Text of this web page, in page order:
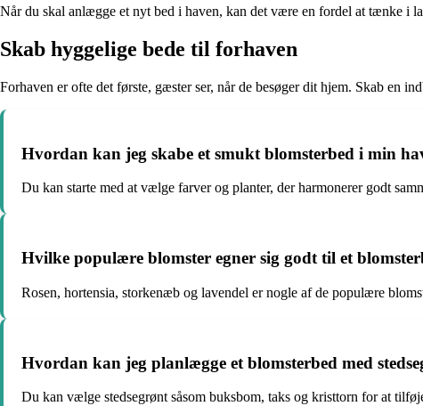
Når du skal anlægge et nyt bed i haven, kan det være en fordel at tænke i
Skab hyggelige bede til forhaven
Forhaven er ofte det første, gæster ser, når de besøger dit hjem. Skab en
Hvordan kan jeg skabe et smukt blomsterbed i min
Du kan starte med at vælge farver og planter, der harmonerer godt
Hvilke populære blomster egner sig godt til et
Rosen, hortensia, storkenæb og lavendel er nogle af de populære
Hvordan kan jeg planlægge et blomsterbed med
Du kan vælge stedsegrønt såsom buksbom, taks og kristtorn for at